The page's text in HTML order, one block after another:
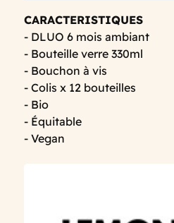
CARACTERISTIQUES
- DLUO 6 mois ambiant
- Bouteille verre 330ml
- Bouchon à vis
- Colis x 12 bouteilles
- Bio
- Équitable
- Vegan